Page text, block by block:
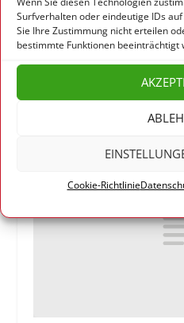
Surfverhalten oder eindeutige IDs
Sie Ihre Zustimmung nicht erteilen
bestimmte Funktionen beeinträchtigt
Cookie-Richtlinie
Die Taube